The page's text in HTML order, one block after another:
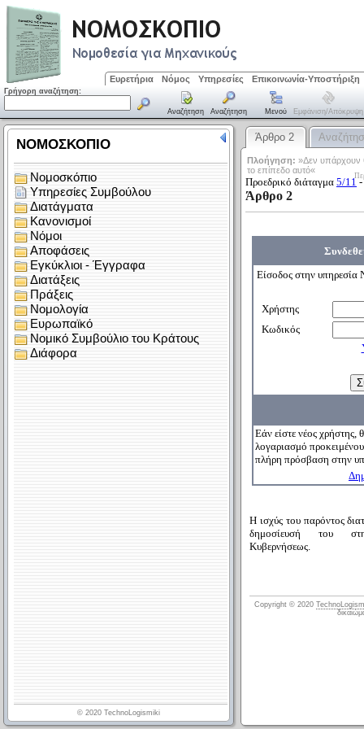
Ευρετήρια Νόμος Υπηρεσίες Επικοινωνία-Υποστήριξη
Γρήγορη αναζήτηση:
Αναζήτηση Αναζήτηση Μενού Εμφάνιση/απόκρυψη
Άρθρο 2